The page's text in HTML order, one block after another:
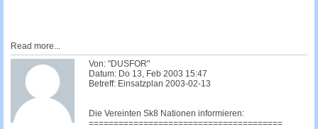
Read more...
Von: "DUSFOR"
Datum: Do 13, Feb 2003 15:47
Betreff: Einsatzplan 2003-02-13
Die Vereinten Sk8 Nationen informieren:
=======================================